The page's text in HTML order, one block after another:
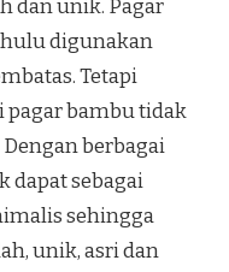
dan unik. Pagar
digunakan
Tetapi
bambu tidak
Dengan berbagai
dapat sebagai
sehingga
unik, asri dan